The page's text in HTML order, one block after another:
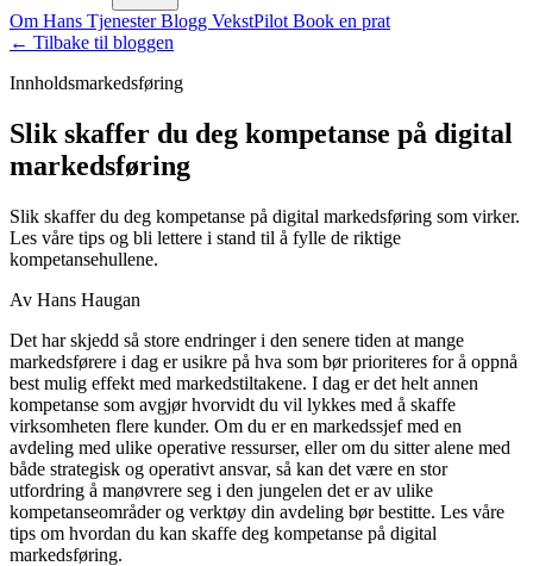
Om Hans TjenesterBlogg VekstPilot Book en prat
← Tilbake til bloggen
Innholdsmarkedsføring
Slik skaffer du deg kompetanse på digital
markedsføring
Slik skaffer du deg kompetanse på digital markedsføring som virker.
Les våre tips og bli lettere i stand til å fylle de riktige
kompetansehullene.
Av Hans Haugan
Det har skjedd så store endringer i den senere tiden at mange
markedsførere i dag er usikre på hva som bør prioriteres for å oppnå
best mulig effekt med markedstiltakene. I dag er det helt annen
kompetanse som avgjør hvorvidt du vil lykkes med å skaffe
virksomheten flere kunder. Om du er en markedssjef med en
avdeling med ulike operative ressurser, eller om du sitter alene med
både strategisk og operativt ansvar, så kan det være en stor
utfordring å manøvrere seg i den jungelen det er av ulike
kompetanseområder og verktøy din avdeling bør bestitte. Les våre
tips om hvordan du kan skaffe deg kompetanse på digital
markedsføring.